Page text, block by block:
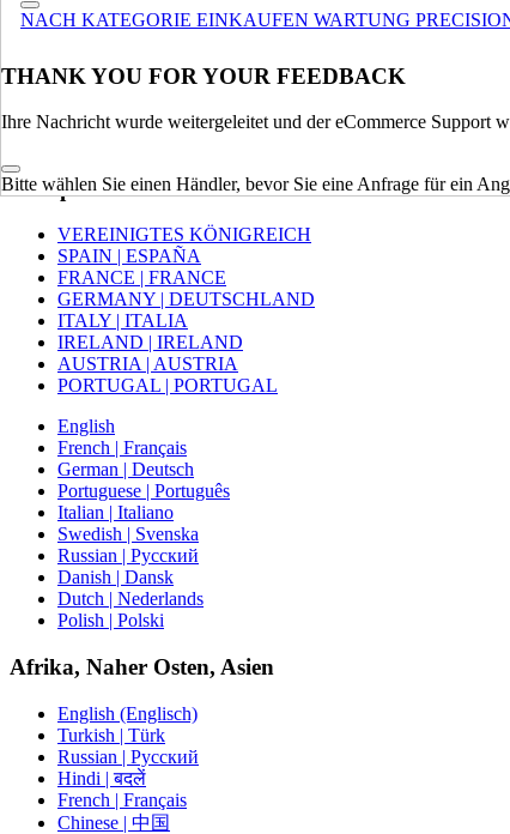
NACH KATEGORIE EINKAUFEN WARTUNG
THANK YOU FOR YOUR FEEDBACK
Ihre Nachricht wurde weitergeleitet und der eCommerce Support
Bitte wählen Sie einen Händler, bevor Sie eine Anfrage für ein
Nordamerika
USA
CANADA (French)
Europa
VEREINIGTES KÖNIGREICH
SPAIN | ESPAÑA
FRANCE | FRANCE
GERMANY | DEUTSCHLAND
ITALY | ITALIA
IRELAND | IRELAND
AUSTRIA | AUSTRIA
PORTUGAL | PORTUGAL
English
French | Français
German | Deutsch
Portuguese | Português
Italian | Italiano
Swedish | Svenska
Russian | Русский
Danish | Dansk
Dutch | Nederlands
Polish | Polski
Afrika, Naher Osten, Asien
English (Englisch)
Turkish | Türk
Russian | Русский
Hindi | बदलें
French | Français
Chinese | 中国